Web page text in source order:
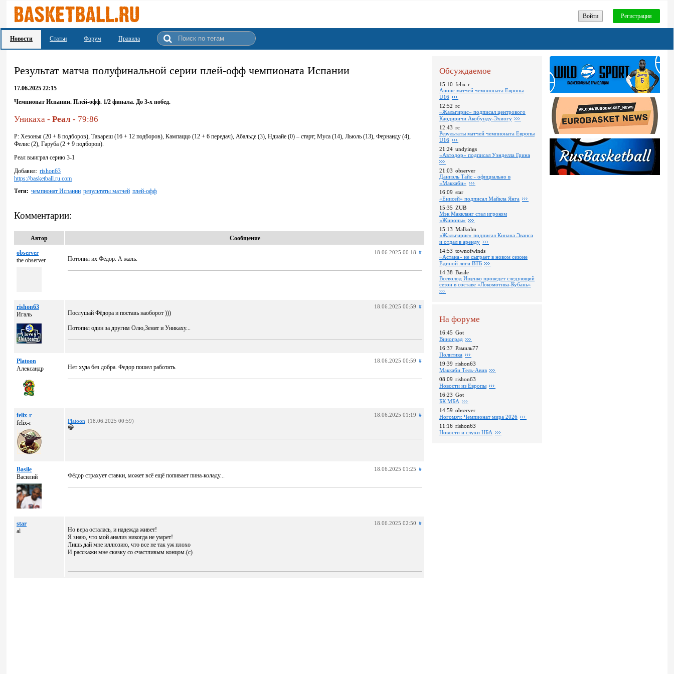
Войти Регистрация
Новости Статьи Форум Правила
Результат матча полуфинальной серии плей-офф чемпионата Испании
17.06.2025 22:15
Чемпионат Испании. Плей-офф. 1/2 финала. До 3-х побед.
Уникаха - Реал - 79:86
Р: Хезонья (20 + 8 подборов), Тавареш (16 + 12 подборов), Кампаццо (12 + 6 передач), Абальде (3), Ндиайе (0) – старт; Муса (14), Льюль (13), Фернанду (4),
Фелис (2), Гаруба (2 + 9 подборов).
Реал выиграл серию 3-1
Добавил: rishon63
https://basketball.ru.com
Теги: чемпионат Испании результаты матчей плей-офф
Комментарии:
Автор Сообщение
observer
the observer
18.06.2025 00:18 #
Потопил их Фёдор. А жаль.
rishon63
Игаль
18.06.2025 00:59 #
Послушай Фёдора и поставь наоборот )))
Потопил один за другим Олю,Зенит и Уникаху...
Platoon
Александр
18.06.2025 00:59 #
Нет худa без добра. Федор пошел работать.
felix-r
felix-r
18.06.2025 01:19 #
Platoon (18.06.2025 00:59)
😁
Basile
Василий
18.06.2025 01:25 #
Фёдор страхует ставки, может всё ещё попивает пина-коладу...
star
al
18.06.2025 02:50 #
Но вера осталась, и надежда живет!
Я знаю, что мой анализ никогда не умрет!
Лишь дай мне иллюзию, что все не так уж плохо
И расскажи мне сказку со счастливым концом.(с)
Обсуждаемое
15:10 felix-r
Анонс матчей чемпионата Европы
U16
12:52 rc
«Жальгирис» подписал центрового
Каодиричи Акобунду-Эхиогу
12:43 rc
Pезультаты матчей чемпионата Европы
U16
21:24 undyings
«Автодор» подписал Уэнделла Грина
21:03 observer
Даниэль Тайс - официально в
«Маккаби»
16:09 star
«Енисей» подписал Майкла Янга
15:35 ZUB
Мэк Маккланг стал игроком
«Жироны»
15:13 Malkolm
«Жальгирис» подписал Кинана Эванса
и отдал в аренду
14:53 townofwinds
«Астана» не сыграет в новом сезоне
Единой лиги ВТБ
14:38 Basile
Всеволод Ищенко проведет следующий
сезон в составе «Локомотива-Кубань»
На форуме
16:45 Got
Виноград
16:37 Рамиль77
Политика
19:39 rishon63
Маккаби Тель-Авив
08:09 rishon63
Новости из Европы
16:23 Got
БК МБА
14:59 observer
Ногомяч: Чемпионат мира 2026
11:16 rishon63
Новости и слухи НБА